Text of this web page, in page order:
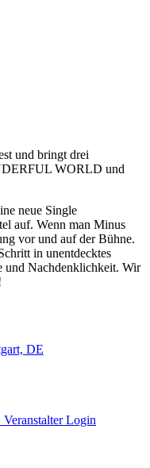
und bringt drei
WORLD und
neue Single
auf. Wenn man Minus
vor und auf der Bühne.
in unentdecktes
und Nachdenklichkeit. Wir
DE
Veranstalter Login